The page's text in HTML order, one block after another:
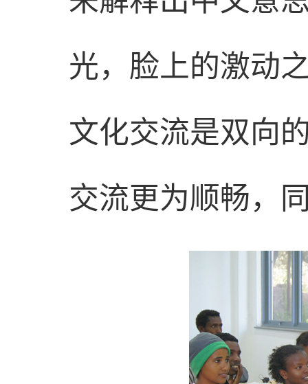
光，脸上的激动
文化交流是双向
交流更为顺畅，